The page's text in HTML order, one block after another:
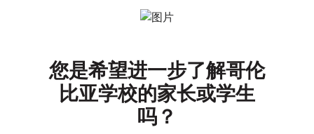
您是希望进一步了解哥伦
比亚学校的家长或学生
吗？